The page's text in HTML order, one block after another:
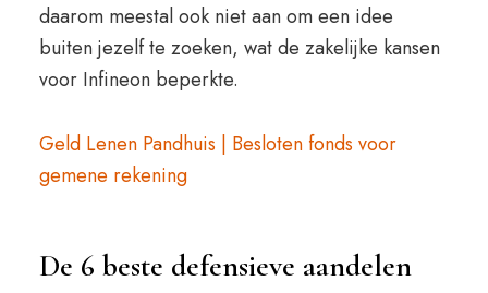
daarom meestal ook niet aan om een idee
buiten jezelf te zoeken, wat de zakelijke kansen
voor Infineon beperkte.
Geld Lenen Pandhuis | Besloten fonds voor
gemene rekening
De 6 beste defensieve aandelen